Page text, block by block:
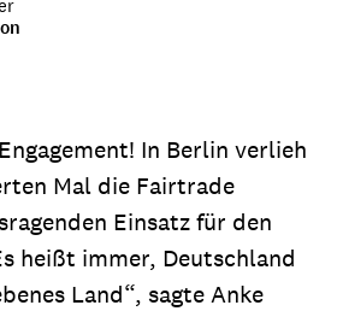
In Berlin verlieh
Mal die Fairtrade
Einsatz für den
heißt immer, Deutschland
Land“, sagte Anke